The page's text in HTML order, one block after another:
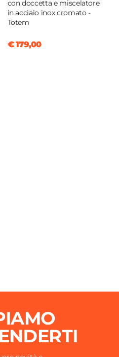
con doccetta e miscelatore
in acciaio inox cromato -
Totem
€ 179,00